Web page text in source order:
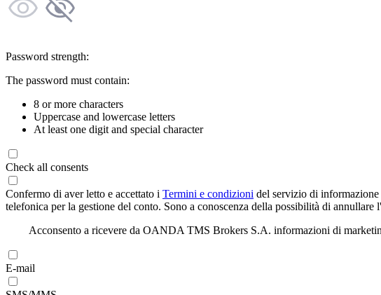
Password strength:
The password must contain:
8 or more characters
Uppercase and lowercase letters
At least one digit and special character
Check all consents
Confermo di aver letto e accettato i Termini e condizioni del servizio di
telefonica per la gestione del conto. Sono a conoscenza della possibilità di
Acconsento a ricevere da OANDA TMS Brokers S.A. informazioni di
E-mail